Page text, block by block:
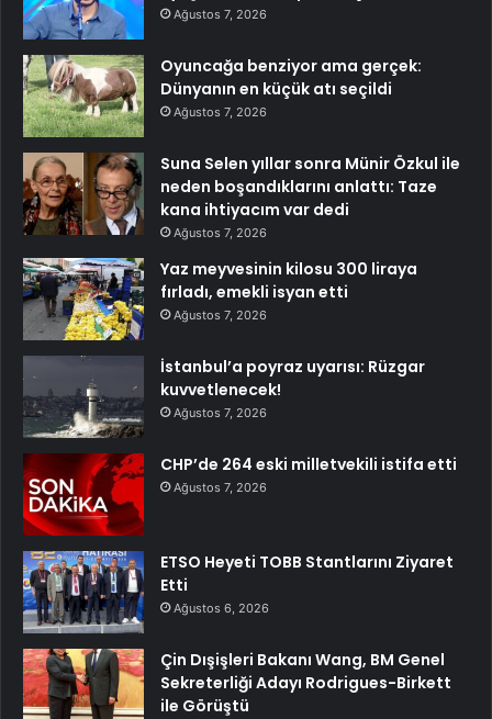
Ağustos 7, 2026
Oyuncağa benziyor ama gerçek:
Dünyanın en küçük atı seçildi
Ağustos 7, 2026
Suna Selen yıllar sonra Münir Özkul ile
neden boşandıklarını anlattı: Taze
kana ihtiyacım var dedi
Ağustos 7, 2026
Yaz meyvesinin kilosu 300 liraya
fırladı, emekli isyan etti
Ağustos 7, 2026
İstanbul’a poyraz uyarısı: Rüzgar
kuvvetlenecek!
Ağustos 7, 2026
CHP’de 264 eski milletvekili istifa etti
Ağustos 7, 2026
ETSO Heyeti TOBB Stantlarını Ziyaret
Etti
Ağustos 6, 2026
Çin Dışişleri Bakanı Wang, BM Genel
Sekreterliği Adayı Rodrigues-Birkett
ile Görüştü